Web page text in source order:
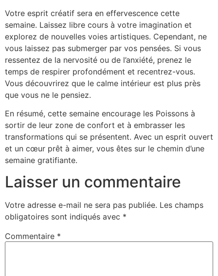
Votre esprit créatif sera en effervescence cette
semaine. Laissez libre cours à votre imagination et
explorez de nouvelles voies artistiques. Cependant, ne
vous laissez pas submerger par vos pensées. Si vous
ressentez de la nervosité ou de l’anxiété, prenez le
temps de respirer profondément et recentrez-vous.
Vous découvrirez que le calme intérieur est plus près
que vous ne le pensiez.
En résumé, cette semaine encourage les Poissons à
sortir de leur zone de confort et à embrasser les
transformations qui se présentent. Avec un esprit ouvert
et un cœur prêt à aimer, vous êtes sur le chemin d’une
semaine gratifiante.
Laisser un commentaire
Votre adresse e-mail ne sera pas publiée. Les champs
obligatoires sont indiqués avec *
Commentaire *